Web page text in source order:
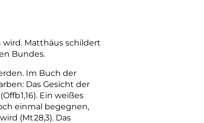
Matthäus schildert
Bundes.
Im Buch der
Das Gesicht der
1,16). Ein weißes
einmal begegnen,
(Mt28,3). Das